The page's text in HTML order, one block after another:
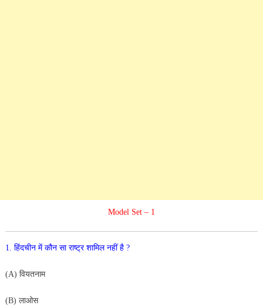
Model Set – 1
1 हिंदचीन में कौन सा राष्ट्र शामिल नहीं है ?
(A) वियतनाम
(B) लाओस